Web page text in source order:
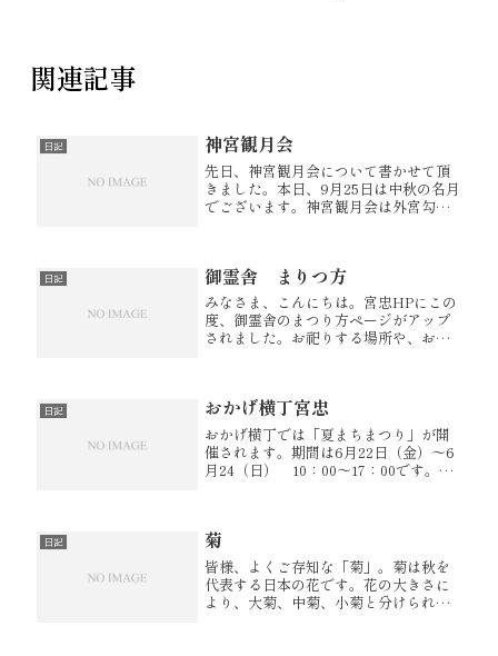
関連記事
日記 神宮観月会
先日、神宮観月会について書かせて頂
きました。本日、9月25日は中秋の名月
でございます。神宮観月会は外宮勾玉
回、宮忠スタッフも参加いたします...
日記 御霊舎 まりつ方
みなさま、こんにちは。宮忠HPにこの
度、御霊舎のまつり方ページがアップ
されました。お祀りする場所や、お供
います。 【御霊舎のまつり方】
日記 おかげ横丁宮忠
おかげ横丁では「夏まちまつり」が開
催されます。期間は6月22日（金）～6
月24（日） 10：00～17：00です。昔
て・・・と、それぞれの暮ら...
日記 菊
皆様、よくご存知な「菊」。菊は秋を
代表する日本の花です。花の大きさに
より、大菊、中菊、小菊と分けられま